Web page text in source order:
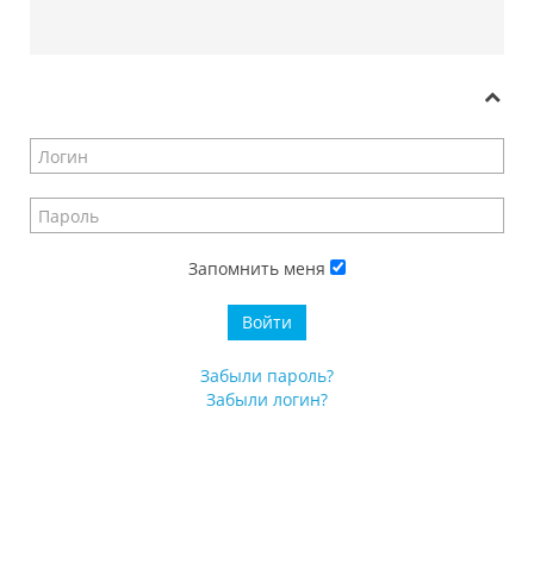
Запомнить меня
Войти
Забыли пароль?
Забыли логин?